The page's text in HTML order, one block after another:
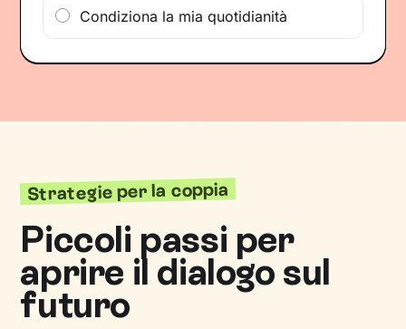
Condiziona la mia quotidianità
Strategie per la coppia
Piccoli passi per
aprire il dialogo sul
futuro